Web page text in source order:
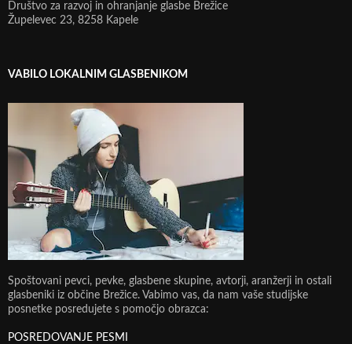
Društvo za razvoj in ohranjanje glasbe Brežice
Župelevec 23, 8258 Kapele
VABILO LOKALNIM GLASBENIKOM
Spoštovani pevci, pevke, glasbene skupine, avtorji, aranžerji in ostali
glasbeniki iz občine Brežice. Vabimo vas, da nam vaše studijske
posnetke posredujete s pomočjo obrazca:
POSREDOVANJE PESMI